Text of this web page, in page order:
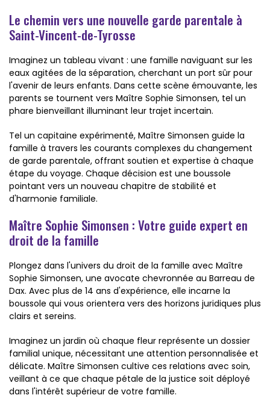
Le chemin vers une nouvelle garde parentale à
Saint-Vincent-de-Tyrosse
Imaginez un tableau vivant : une famille naviguant sur les
eaux agitées de la séparation, cherchant un port sûr pour
l'avenir de leurs enfants. Dans cette scène émouvante, les
parents se tournent vers Maître Sophie Simonsen, tel un
phare bienveillant illuminant leur trajet incertain.
Tel un capitaine expérimenté, Maître Simonsen guide la
famille à travers les courants complexes du changement
de garde parentale, offrant soutien et expertise à chaque
étape du voyage. Chaque décision est une boussole
pointant vers un nouveau chapitre de stabilité et
d'harmonie familiale.
Maître Sophie Simonsen : Votre guide expert en
droit de la famille
Plongez dans l'univers du droit de la famille avec Maître
Sophie Simonsen, une avocate chevronnée au Barreau de
Dax. Avec plus de 14 ans d'expérience, elle incarne la
boussole qui vous orientera vers des horizons juridiques plus
clairs et sereins.
Imaginez un jardin où chaque fleur représente un dossier
familial unique, nécessitant une attention personnalisée et
délicate. Maître Simonsen cultive ces relations avec soin,
veillant à ce que chaque pétale de la justice soit déployé
dans l'intérêt supérieur de votre famille.